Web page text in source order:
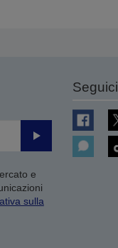
Invia
e
sulla
Seguici